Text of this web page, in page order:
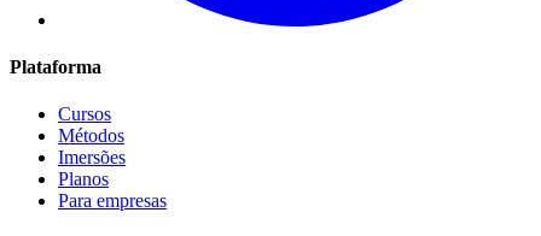
Plataforma
Cursos
Métodos
Imersões
Planos
Para empresas